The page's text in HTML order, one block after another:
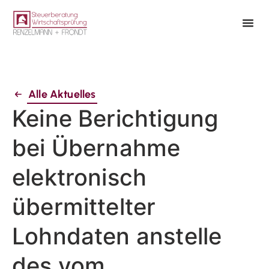
Alle Aktuelles
Keine Berichtigung
bei Übernahme
elektronisch
übermittelter
Lohndaten anstelle